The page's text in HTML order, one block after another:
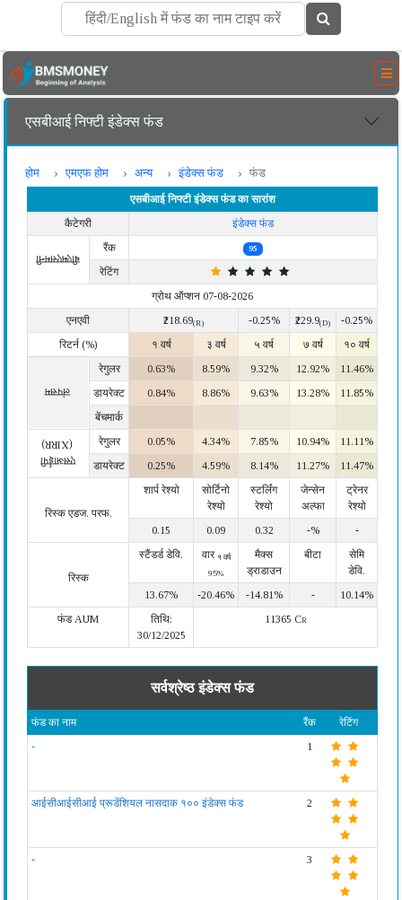
एसबीआई निफ्टी इंडेक्स फंड
होम एमएफ होम अन्य इंडेक्स फंड फंड
एसबीआई निफ्टी इंडेक्स फंड का सारांश
कैटेगरी
इंडेक्स फंड
बीएमएसमनी
रैंक 95
रेटिंग
ग्रोथ ऑप्शन 07-08-2026
एनएवी
₹218.69(R) -0.25% ₹229.9(D)
-0.25%
रिटर्न (%)
१ वर्ष ३ वर्ष ५ वर्ष ७ वर्ष १० वर्ष
लंपसम
रेगुलर 0.63% 8.59% 9.32% 12.92%
11.46%
डायरेक्ट
0.84% 8.86% 9.63% 13.28%
11.85%
बेंचमार्क
एसआईपी
(XIRR) रेगुलर 0.05% 4.34% 7.85% 10.94%
11.11%
डायरेक्ट
0.25% 4.59% 8.14% 11.27% 11.47%
रिस्क एडज. परफ.
शार्प रेश्यो
सोर्टिनो
रेश्यो
स्टर्लिंग
रेश्यो
जेन्सेन
अल्फा
ट्रेनर
रेश्यो
0.15
0.09 0.32 -% -
रिस्क
स्टैंडर्ड डेवि. वार १ वर्ष
95%
मैक्स
ड्राडाउन
बीटा
सेमि
डेवि.
13.67%
-20.46% -14.81% -
10.14%
फंड AUM
तिथि:
30/12/2025
11365 Cr
सर्वश्रेष्ठ इंडेक्स फंड
फंड का नाम रैंक
रेटिंग
-
1
आईसीआईसीआई प्रूडेंशियल नासदाक १०० इंडेक्स फंड 2
- 3